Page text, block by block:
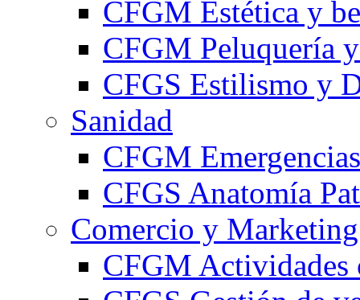
CFGM Estética y
CFGM Peluquería
CFGS Estilismo y
Sanidad
CFGM
CFGS Anatomía
Comercio y Marketing
CFGM Actividades